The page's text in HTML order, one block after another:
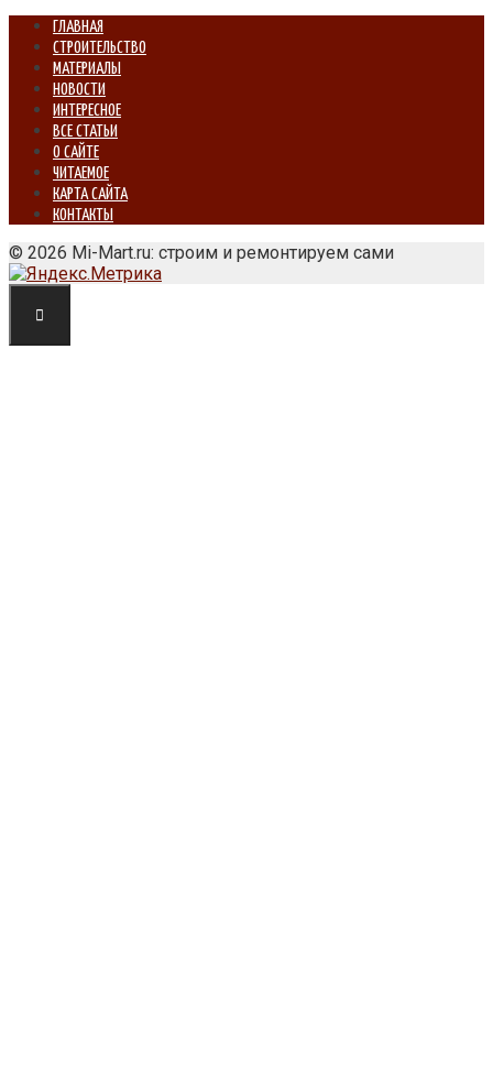
ГЛАВНАЯ
СТРОИТЕЛЬСТВО
МАТЕРИАЛЫ
НОВОСТИ
ИНТЕРЕСНОЕ
ВСЕ СТАТЬИ
О САЙТЕ
ЧИТАЕМОЕ
КАРТА САЙТА
КОНТАКТЫ
© 2026 Mi-Mart.ru: строим и ремонтируем сами